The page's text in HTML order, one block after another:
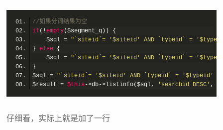
//如果分词结果为空
if(!empty
	$sql =
"`siteid`= '$siteid' AND `typeid` = '$typeid'
} else
	$sql =
"`siteid`= '$siteid' AND `typeid` =
$sql = "`siteid`= '$siteid' AND `typeid` = '$typeid'
$result = $this ->db->listinfo($sql, 'searchid DESC' ,
仔细看，实际上就是加了一行